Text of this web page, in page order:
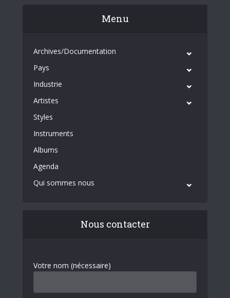
Menu
Archives/Documentation
Pays
Industrie
Artistes
Styles
Instruments
Albums
Agenda
Qui sommes nous
Nous contacter
Votre nom (nécessaire)